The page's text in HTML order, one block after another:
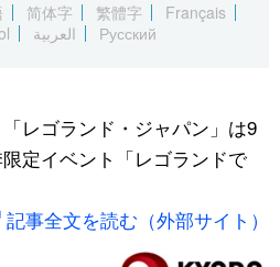
Русский
简体字 繁體字
Français
العربية Русский
レゴランド・ジャパン」は9
定イベント「レゴランドで
記事全文を読む（外部サイト）